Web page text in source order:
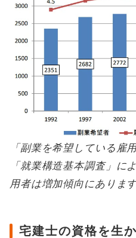
「副業を希望している雇
「就業構造基本調査」に
用者は増加傾向にありま
宅建士の資格を生